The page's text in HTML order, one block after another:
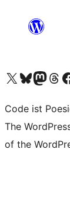
Unser X-Konto (früher Twitter) besuchen
Unser Bluesky-Konto
Unser Mastodon-
Unser
Code ist
The
of the